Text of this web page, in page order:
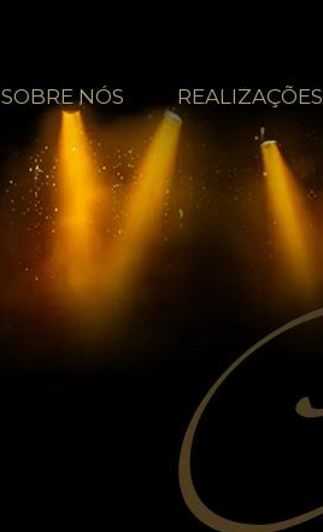
SOBRE NÓS REALIZAÇÕES